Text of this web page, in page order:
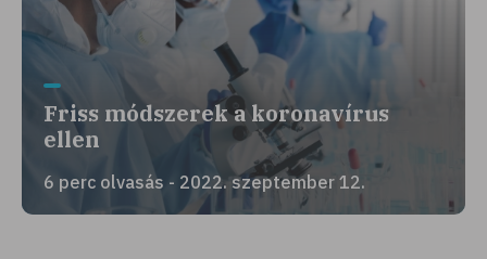
Friss módszerek a koronavírus
ellen
6 perc olvasás - 2022. szeptember 12.